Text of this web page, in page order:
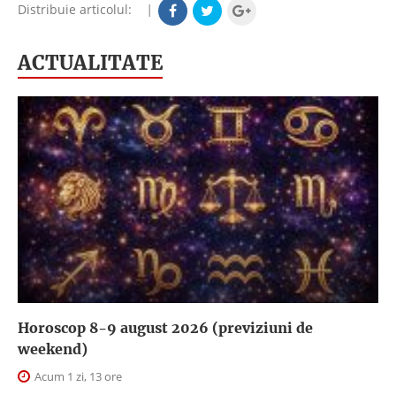
Distribuie articolul: |
ACTUALITATE
Horoscop 8-9 august 2026 (previziuni de
weekend)
Acum 1 zi, 13 ore